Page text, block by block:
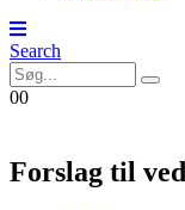
Search
00
Forslag til